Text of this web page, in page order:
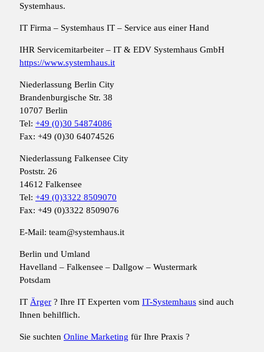
Systemhaus.
IT Firma – Systemhaus IT – Service aus einer Hand
IHR Servicemitarbeiter – IT & EDV Systemhaus GmbH
https://www.systemhaus.it
Niederlassung Berlin City
Brandenburgische Str. 38
10707 Berlin
Tel: +49 (0)30 54874086
Fax: +49 (0)30 64074526
Niederlassung Falkensee City
Poststr. 26
14612 Falkensee
Tel: +49 (0)3322 8509070
Fax: +49 (0)3322 8509076
E-Mail: team@systemhaus.it
Berlin und Umland
Havelland – Falkensee – Dallgow – Wustermark
Potsdam
IT Ärger ? Ihre IT Experten vom IT-Systemhaus sind auch
Ihnen behilflich.
Sie suchten Online Marketing für Ihre Praxis ?